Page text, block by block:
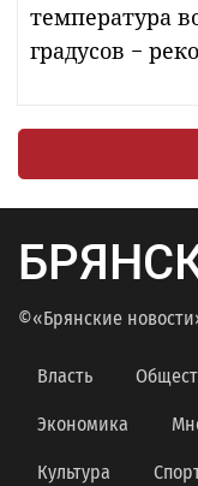
температура
градусов −
©«Брянские
Власть
Экономика
Культура